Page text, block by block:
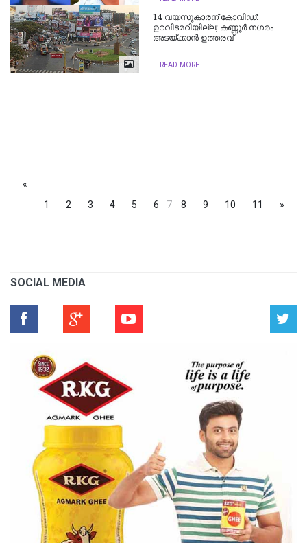
14 വ​യ​സു​കാ​ര​ന് കോ​വി​ഡ്:
ഉറവിടമറിയില്ല; കണ്ണൂർ നഗരം
അടയ്ക്കാൻ ഉത്തരവ്
READ MORE
«
1
2 3 4 5 6 7 8 9 10 11 »
SOCIAL MEDIA